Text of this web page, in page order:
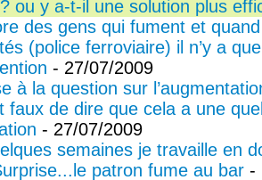
ou y a-t-il une solution plus
des gens qui fument et
(police ferroviaire) il n’y a
- 27/07/2009
à la question sur
faux de dire que cela a une
- 27/07/2009
semaines je travaille en
patron fume au bar -